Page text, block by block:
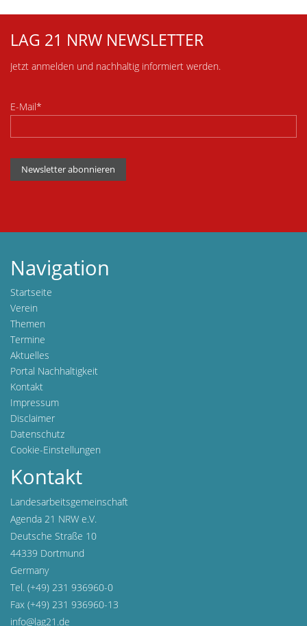
LAG 21 NRW NEWSLETTER
Jetzt anmelden und nachhaltig informiert werden.
E-Mail*
Newsletter abonnieren
Navigation
Startseite
Verein
Themen
Termine
Aktuelles
Portal Nachhaltigkeit
Kontakt
Impressum
Disclaimer
Datenschutz
Cookie-Einstellungen
Kontakt
Landesarbeitsgemeinschaft
Agenda 21 NRW e.V.
Deutsche Straße 10
44339 Dortmund
Germany
Tel. (+49) 231 936960-0
Fax (+49) 231 936960-13
info@lag21.de